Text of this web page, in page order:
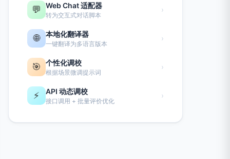
💬 Web Chat 适配器
转为交互式对话脚本
›
🌐 本地化翻译器
一键翻译为多语言版本
›
🎯 个性化调校
根据场景微调提示词
›
⚡ API 动态调校
接口调用 + 批量评价优化
›